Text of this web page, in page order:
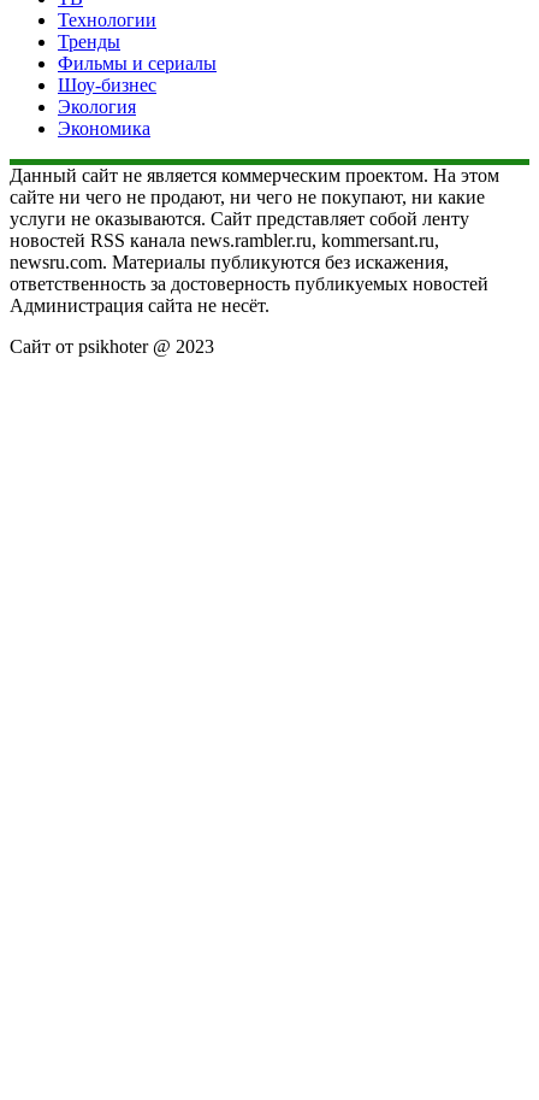
Технологии
Тренды
Фильмы и сериалы
Шоу-бизнес
Экология
Экономика
Данный сайт не является коммерческим проектом. На этом
сайте ни чего не продают, ни чего не покупают, ни какие
услуги не оказываются. Сайт представляет собой ленту
новостей RSS канала news.rambler.ru, kommersant.ru,
newsru.com. Материалы публикуются без искажения,
ответственность за достоверность публикуемых новостей
Администрация сайта не несёт.
Сайт от psikhoter @ 2023